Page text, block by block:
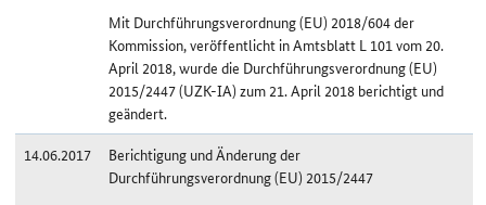
Mit Durchführungsverordnung (EU) 2018/604 der
Kommission, veröffentlicht in Amtsblatt L 101 vom 20.
April 2018, wurde die Durchführungsverordnung (EU)
2015/2447 (UZK-IA) zum 21. April 2018 berichtigt und
geändert.
14.06.2017
Berichtigung und Änderung der
Durchführungsverordnung (EU) 2015/2447